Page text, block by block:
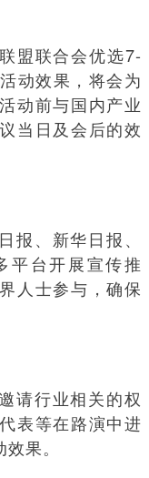
盟联合会优选7-
动效果，将会为
动前与国内产业
当日及会后的效
报、新华日报、
平台开展宣传推
人士参与，确保
请行业相关的权
表等在路演中进
果。